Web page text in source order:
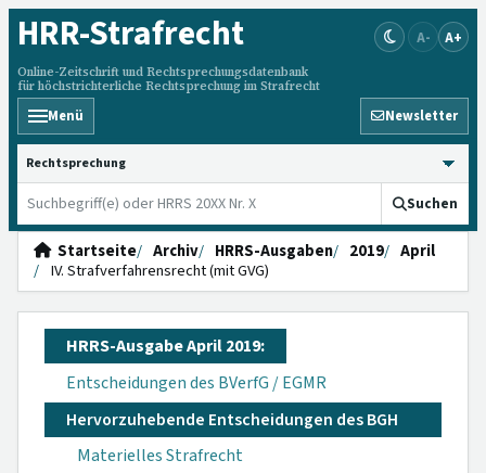
HRR-Strafrecht
Online-Zeitschrift und Rechtsprechungsdatenbank
für höchstrichterliche Rechtsprechung im Strafrecht
A- A+
Menü Newsletter
HRRS durchsuchen
Suchen
Startseite Archiv HRRS-Ausgaben 2019
April
IV. Strafverfahrensrecht (mit GVG)
HRRS-Ausgabe April 2019:
Entscheidungen des BVerfG / EGMR
Hervorzuhebende Entscheidungen des BGH
Materielles Strafrecht